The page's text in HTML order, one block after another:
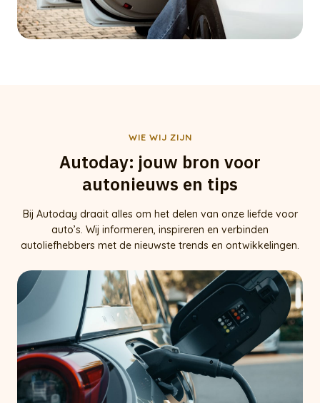
WIE WIJ ZIJN
Autoday: jouw bron voor
autonieuws en tips
Bij Autoday draait alles om het delen van onze liefde voor
auto’s. Wij informeren, inspireren en verbinden
autoliefhebbers met de nieuwste trends en ontwikkelingen.